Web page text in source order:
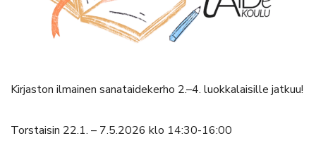
Kirjaston ilmainen sanataidekerho 2.–4. luokkalaisille jatkuu!
Torstaisin 22.1. – 7.5.2026 klo 14:30-16:00